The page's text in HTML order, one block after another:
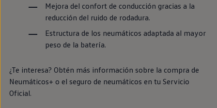
Mejora del confort de conducción gracias a la
reducción del ruido de rodadura.
Estructura de los neumáticos adaptada al mayor
peso de la batería.
¿Te interesa? Obtén más información sobre la compra de
Neumáticos+ o el seguro de neumáticos en tu Servicio
Oficial.